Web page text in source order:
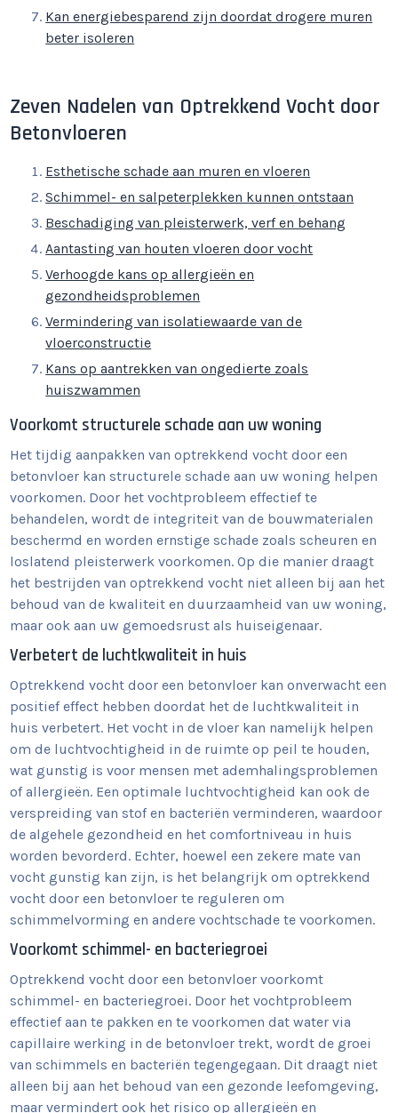
Kan energiebesparend zijn doordat drogere muren
beter isoleren
Zeven Nadelen van Optrekkend Vocht door
Betonvloeren
Esthetische schade aan muren en vloeren
Schimmel- en salpeterplekken kunnen ontstaan
Beschadiging van pleisterwerk, verf en behang
Aantasting van houten vloeren door vocht
Verhoogde kans op allergieën en
gezondheidsproblemen
Vermindering van isolatiewaarde van de
vloerconstructie
Kans op aantrekken van ongedierte zoals
huiszwammen
Voorkomt structurele schade aan uw woning
Het tijdig aanpakken van optrekkend vocht door een
betonvloer kan structurele schade aan uw woning helpen
voorkomen. Door het vochtprobleem effectief te
behandelen, wordt de integriteit van de bouwmaterialen
beschermd en worden ernstige schade zoals scheuren en
loslatend pleisterwerk voorkomen. Op die manier draagt
het bestrijden van optrekkend vocht niet alleen bij aan het
behoud van de kwaliteit en duurzaamheid van uw woning,
maar ook aan uw gemoedsrust als huiseigenaar.
Verbetert de luchtkwaliteit in huis
Optrekkend vocht door een betonvloer kan onverwacht een
positief effect hebben doordat het de luchtkwaliteit in
huis verbetert. Het vocht in de vloer kan namelijk helpen
om de luchtvochtigheid in de ruimte op peil te houden,
wat gunstig is voor mensen met ademhalingsproblemen
of allergieën. Een optimale luchtvochtigheid kan ook de
verspreiding van stof en bacteriën verminderen, waardoor
de algehele gezondheid en het comfortniveau in huis
worden bevorderd. Echter, hoewel een zekere mate van
vocht gunstig kan zijn, is het belangrijk om optrekkend
vocht door een betonvloer te reguleren om
schimmelvorming en andere vochtschade te voorkomen.
Voorkomt schimmel- en bacteriegroei
Optrekkend vocht door een betonvloer voorkomt
schimmel- en bacteriegroei. Door het vochtprobleem
effectief aan te pakken en te voorkomen dat water via
capillaire werking in de betonvloer trekt, wordt de groei
van schimmels en bacteriën tegengegaan. Dit draagt niet
alleen bij aan het behoud van een gezonde leefomgeving,
maar vermindert ook het risico op allergieën en